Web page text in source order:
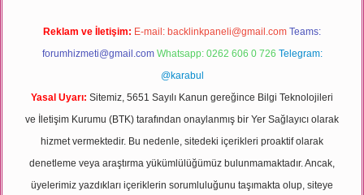
Reklam ve İletişim: E-mail: backlinkpaneli@gmail.com Teams:
forumhizmeti@gmail.com Whatsapp: 0262 606 0 726 Telegram:
@karabul
Yasal Uyarı: Sitemiz, 5651 Sayılı Kanun gereğince Bilgi Teknolojileri
ve İletişim Kurumu (BTK) tarafından onaylanmış bir Yer Sağlayıcı olarak
hizmet vermektedir. Bu nedenle, sitedeki içerikleri proaktif olarak
denetleme veya araştırma yükümlülüğümüz bulunmamaktadır. Ancak,
üyelerimiz yazdıkları içeriklerin sorumluluğunu taşımakta olup, siteye